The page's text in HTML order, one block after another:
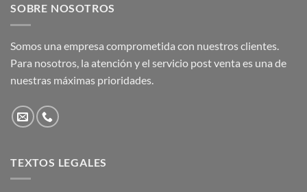
SOBRE NOSOTROS
Somos una empresa comprometida con nuestros clientes.
Para nosotros, la atención y el servicio post venta es una de
nuestras máximas prioridades.
TEXTOS LEGALES